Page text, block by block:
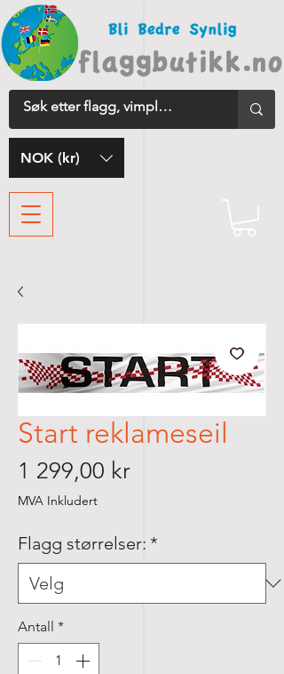
NOK (kr)
Start reklameseil
1 299,00 krPris
MVA Inkludert
Flagg størrelser: *
Antall *